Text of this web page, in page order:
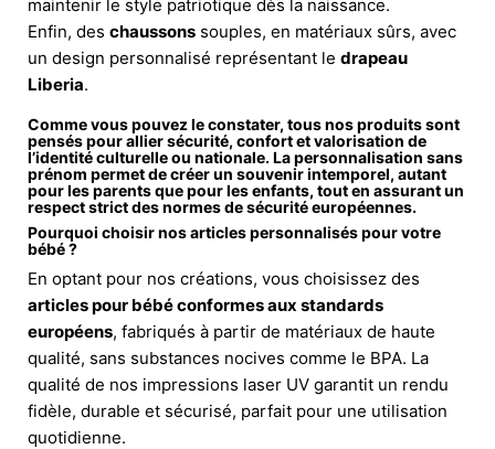
maintenir le style patriotique dès la naissance.
Enfin, des chaussons souples, en matériaux sûrs, avec
un design personnalisé représentant le drapeau
Liberia.
Comme vous pouvez le constater, tous nos produits sont
pensés pour allier sécurité, confort et valorisation de
l’identité culturelle ou nationale. La personnalisation sans
prénom permet de créer un souvenir intemporel, autant
pour les parents que pour les enfants, tout en assurant un
respect strict des normes de sécurité européennes.
Pourquoi choisir nos articles personnalisés pour votre
bébé ?
En optant pour nos créations, vous choisissez des
articles pour bébé conformes aux standards
européens, fabriqués à partir de matériaux de haute
qualité, sans substances nocives comme le BPA. La
qualité de nos impressions laser UV garantit un rendu
fidèle, durable et sécurisé, parfait pour une utilisation
quotidienne.